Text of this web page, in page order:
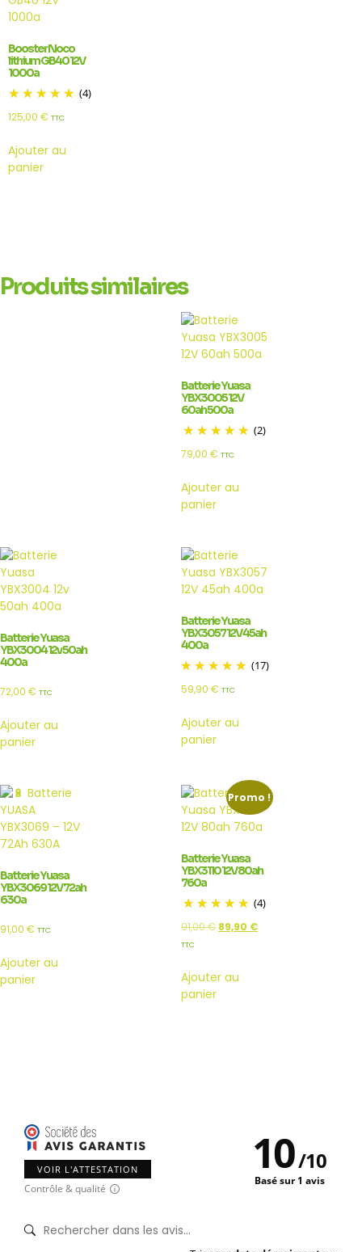
Booster Noco
lithium GB40 12V
1000a
(4)
125,00 € TTC
Ajouter au
panier
Produits similaires
Batterie Yuasa
YBX3005 12V
60ah 500a
(2)
79,00 € TTC
Ajouter au
panier
Batterie Yuasa
YBX3004 12v 50ah
400a
72,00 € TTC
Ajouter au
panier
Batterie Yuasa
YBX3057 12V 45ah
400a
(17)
59,90 € TTC
Ajouter au
panier
Batterie Yuasa
YBX3069 12V 72ah
630a
91,00 € TTC
Ajouter au
panier
Promo !
Batterie Yuasa
YBX3110 12V 80ah
760a
(4)
91,00€ 89,90 €
TTC
Ajouter au
panier
VOIR L'ATTESTATION
Contrôle & qualité
10/10
Basé sur 1 avis